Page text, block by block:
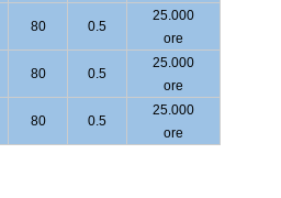
80 0.5
25.000
ore
80 0.5
25.000
ore
80 0.5
25.000
ore